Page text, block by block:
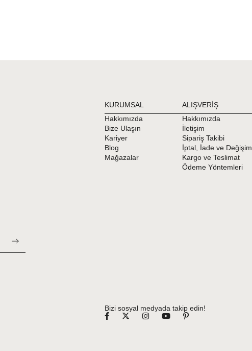
KURUMSAL
Hakkımızda
Bize Ulaşın
Kariyer
Blog
Mağazalar
ALIŞVERİŞ
Hakkımızda
İletişim
Sipariş Takibi
İptal, İade ve Değişim
Kargo ve Teslimat
Ödeme Yöntemleri
Bizi sosyal medyada takip edin!